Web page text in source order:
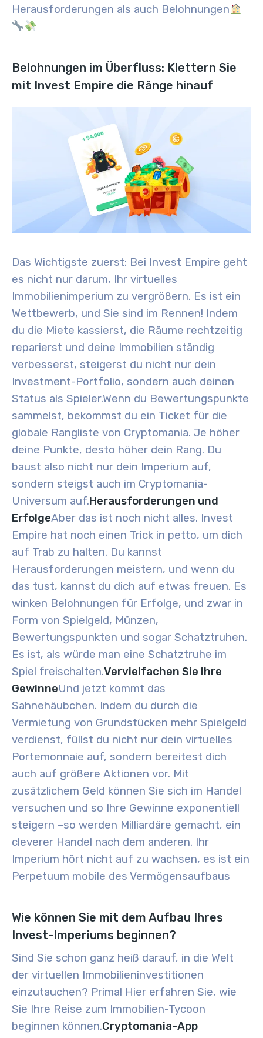
Herausforderungen als auch Belohnungen
Belohnungen im Überfluss: Klettern Sie
mit Invest Empire die Ränge hinauf
Das Wichtigste zuerst: Bei Invest Empire geht
es nicht nur darum, Ihr virtuelles
Immobilienimperium zu vergrößern. Es ist ein
Wettbewerb, und Sie sind im Rennen! Indem
du die Miete kassierst, die Räume rechtzeitig
reparierst und deine Immobilien ständig
verbesserst, steigerst du nicht nur dein
Investment-Portfolio, sondern auch deinen
Status als Spieler.Wenn du Bewertungspunkte
sammelst, bekommst du ein Ticket für die
globale Rangliste von Cryptomania. Je höher
deine Punkte, desto höher dein Rang. Du
baust also nicht nur dein Imperium auf,
sondern steigst auch im Cryptomania-
Universum auf.Herausforderungen und
ErfolgeAber das ist noch nicht alles. Invest
Empire hat noch einen Trick in petto, um dich
auf Trab zu halten. Du kannst
Herausforderungen meistern, und wenn du
das tust, kannst du dich auf etwas freuen. Es
winken Belohnungen für Erfolge, und zwar in
Form von Spielgeld, Münzen,
Bewertungspunkten und sogar Schatztruhen.
Es ist, als würde man eine Schatztruhe im
Spiel freischalten.Vervielfachen Sie Ihre
GewinneUnd jetzt kommt das
Sahnehäubchen. Indem du durch die
Vermietung von Grundstücken mehr Spielgeld
verdienst, füllst du nicht nur dein virtuelles
Portemonnaie auf, sondern bereitest dich
auch auf größere Aktionen vor. Mit
zusätzlichem Geld können Sie sich im Handel
versuchen und so Ihre Gewinne exponentiell
steigern –so werden Milliardäre gemacht, ein
cleverer Handel nach dem anderen. Ihr
Imperium hört nicht auf zu wachsen, es ist ein
Perpetuum mobile des Vermögensaufbaus
Wie können Sie mit dem Aufbau Ihres
Invest-Imperiums beginnen?
Sind Sie schon ganz heiß darauf, in die Welt
der virtuellen Immobilieninvestitionen
einzutauchen? Prima! Hier erfahren Sie, wie
Sie Ihre Reise zum Immobilien-Tycoon
beginnen können.Cryptomania-App